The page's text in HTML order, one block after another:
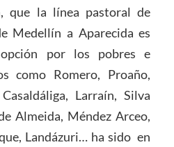
que la línea pastoral de
Medellín a Aparecida es
por los pobres e
como Romero, Proaño,
Larraín, Silva
Almeida, Méndez Arceo,
Landázuri… ha sido en